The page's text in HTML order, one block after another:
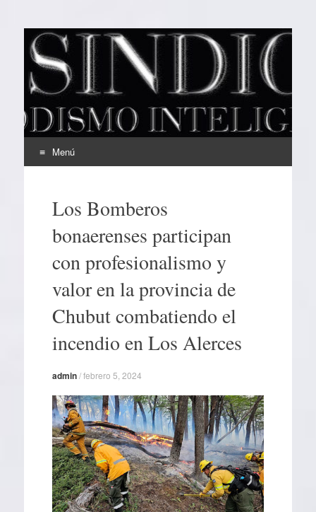
EL SINDICAL
Periodismo Inteligente
Menú
contenidoLos Bomberos
bonaerenses participan
con profesionalismo y
valor en la provincia de
Chubut combatiendo el
incendio en Los Alerces
admin/febrero 5, 2024